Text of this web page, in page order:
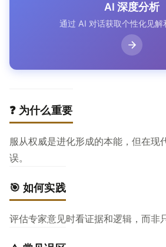
AI 深度分析
通过 AI 对话获取个性化见解
❓ 为什么重要
服从权威是进化形成的本能，但在现
误。
🎯 如何实践
评估专家意见时看证据和逻辑，而非